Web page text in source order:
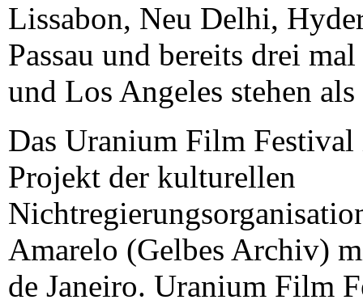
Lissabon, Neu Delhi,
Passau und bereits drei
und Los Angeles stehen
Das Uranium Film Festival
Projekt der kulturellen
Amarelo (Gelbes Archiv)
de Janeiro. Uranium Film